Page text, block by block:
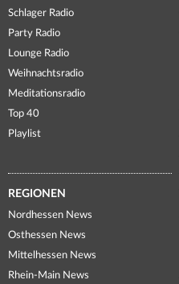
Schlager Radio
Party Radio
Lounge Radio
Weihnachtsradio
Meditationsradio
Top 40
Playlist
REGIONEN
Nordhessen News
Osthessen News
Mittelhessen News
Rhein-Main News